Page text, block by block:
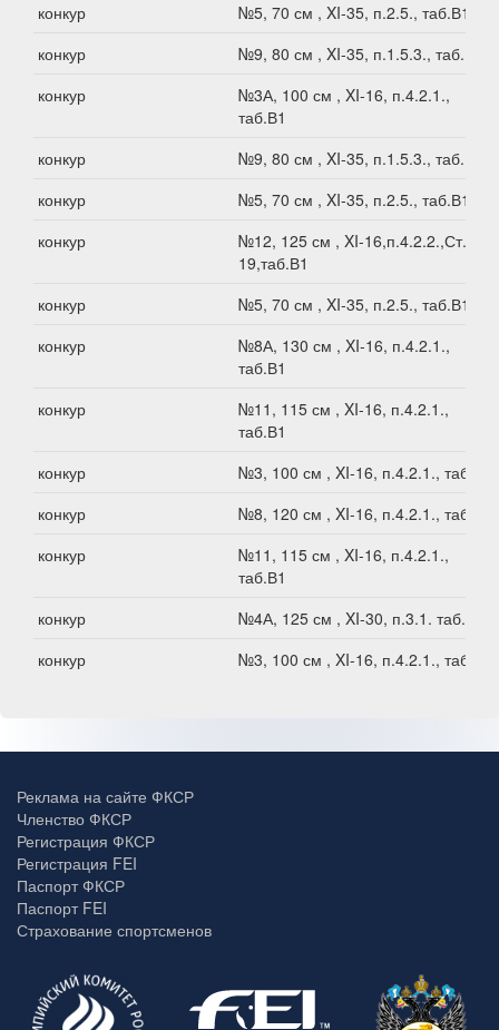
конкур
№5, 70 см , XI-35, п.2.5., таб.В1
конкур
№9, 80 см , XI-35, п.1.5.3., таб.В1
конкур
№3А, 100 см , XI-16, п.4.2.1.,
таб.В1
конкур
№9, 80 см , XI-35, п.1.5.3., таб.В1
конкур
№5, 70 см , XI-35, п.2.5., таб.В1
конкур
№12, 125 см , XI-16,п.4.2.2.,Ст.XI-
19,таб.В1
конкур
№5, 70 см , XI-35, п.2.5., таб.В1
конкур
№8А, 130 см , XI-16, п.4.2.1.,
таб.В1
конкур
№11, 115 см , XI-16, п.4.2.1.,
таб.В1
конкур
№3, 100 см , XI-16, п.4.2.1., таб.В1
конкур
№8, 120 см , XI-16, п.4.2.1., таб.В1
конкур
№11, 115 см , XI-16, п.4.2.1.,
таб.В1
конкур
№4А, 125 см , XI-30, п.3.1. таб.В1
конкур
№3, 100 см , XI-16, п.4.2.1., таб.В1
Реклама на сайте ФКСР
Членство ФКСР
Регистрация ФКСР
Регистрация FEI
Паспорт ФКСР
Паспорт FEI
Страхование спортсменов